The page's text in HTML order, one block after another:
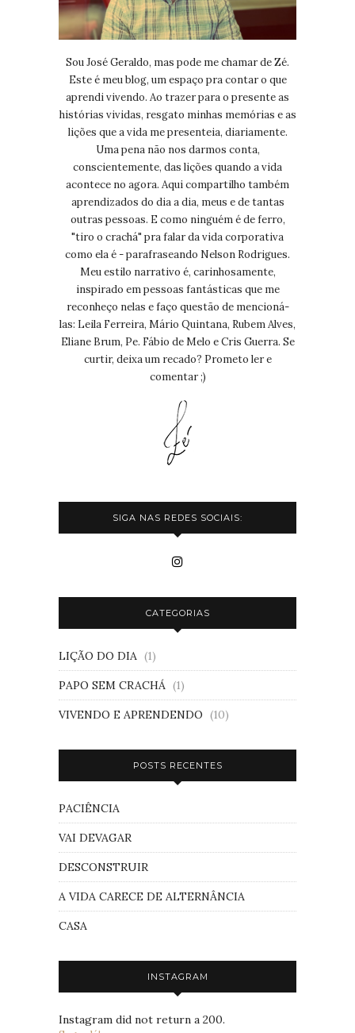
Sou José Geraldo, mas pode me chamar de Zé.
Este é meu blog, um espaço pra contar o que
aprendi vivendo. Ao trazer para o presente as
histórias vividas, resgato minhas memórias e as
lições que a vida me presenteia, diariamente.
Uma pena não nos darmos conta,
conscientemente, das lições quando a vida
acontece no agora. Aqui compartilho também
aprendizados do dia a dia, meus e de tantas
outras pessoas. E como ninguém é de ferro,
"tiro o crachá" pra falar da vida corporativa
como ela é - parafraseando Nelson Rodrigues.
Meu estilo narrativo é, carinhosamente,
inspirado em pessoas fantásticas que me
reconheço nelas e faço questão de mencioná-
las: Leila Ferreira, Mário Quintana, Rubem Alves,
Eliane Brum, Pe. Fábio de Melo e Cris Guerra. Se
curtir, deixa um recado? Prometo ler e
comentar ;)
SIGA NAS REDES SOCIAIS:
CATEGORIAS
LIÇÃO DO DIA (1)
PAPO SEM CRACHÁ (1)
VIVENDO E APRENDENDO (10)
POSTS RECENTES
PACIÊNCIA
VAI DEVAGAR
DESCONSTRUIR
A VIDA CARECE DE ALTERNÂNCIA
CASA
INSTAGRAM
Instagram did not return a 200.